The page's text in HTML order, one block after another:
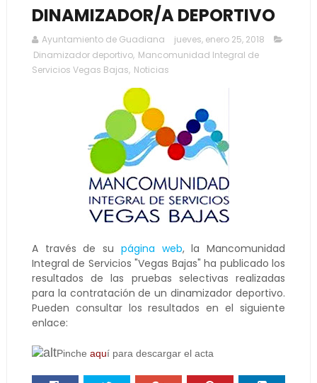
DINAMIZADOR/A DEPORTIVO
Ayuntamiento de Guadiana
jueves, enero 25, 2018
Dinamizador deportivo, Mancomunidad Integral de
Servicios Vegas Bajas, Noticias
A través de su página web, la Mancomunidad
Integral de Servicios "Vegas Bajas" ha publicado los
resultados de las pruebas selectivas realizadas
para la contratación de un dinamizador deportivo.
Pueden consultar los resultados en el siguiente
enlace:
Pinche aquí­ para descargar el acta